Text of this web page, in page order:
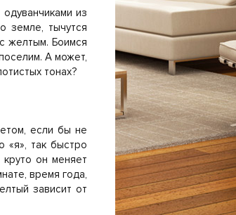
из
земле, тычутся
желтым. Боимся
А может,
тонах?
если бы не
«я», так быстро
он меняет
время года,
зависит от